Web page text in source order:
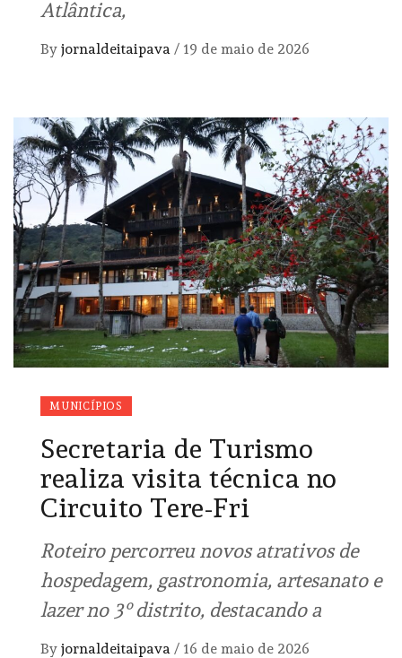
Atlântica,
By jornaldeitaipava / 19 de maio de 2026
MUNICÍPIOS
Secretaria de Turismo
realiza visita técnica no
Circuito Tere-Fri
Roteiro percorreu novos atrativos de
hospedagem, gastronomia, artesanato e
lazer no 3º distrito, destacando a
By jornaldeitaipava / 16 de maio de 2026